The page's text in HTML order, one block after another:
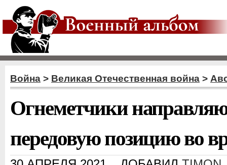
Война > Великая Отечественная война >
Огнеметчики
передовую позицию во